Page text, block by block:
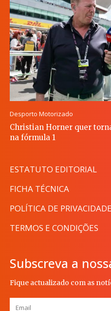
Desporto Motorizado
Christian Horner quer
na fórmula 1
ESTATUTO EDITORIAL
FICHA TÉCNICA
POLÍTICA DE PRIVACIDADE
TERMOS E CONDIÇÕES
Subscreva a
Fique actualizado com as